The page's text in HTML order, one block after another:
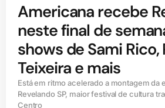
Americana recebe
neste final de
shows de Sami Rico,
Teixeira e mais
Está em ritmo acelerado a montagem da
Revelando SP, maior festival de cultura
Centro